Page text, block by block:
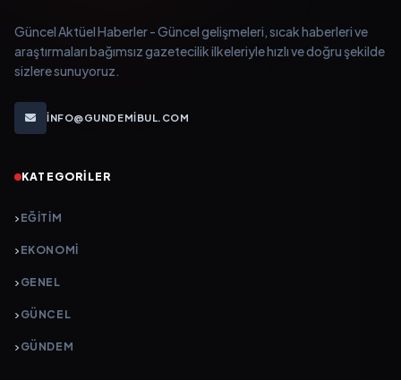
Güncel Aktüel Haberler - Güncel gelişmeleri, sıcak haberleri ve
araştırmaları bağımsız gazetecilik ilkeleriyle hızlı ve doğru şekilde
sizlere sunuyoruz.
INFO@GUNDEMIBUL.COM
KATEGORILER
EĞITIM
EKONOMI
GENEL
GÜNCEL
GÜNDEM